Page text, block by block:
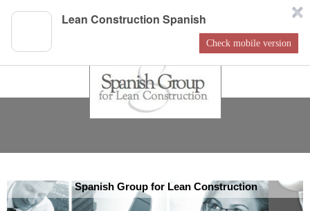
Spanish Group for Lean Construction
Lean Construction Spanish
Check mobile version